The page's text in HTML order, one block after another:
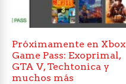
Próximamente en Xbox
Game Pass: Exoprimal,
GTA V, Techtonica y
muchos más